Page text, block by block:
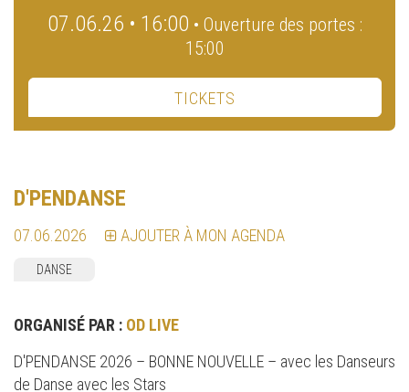
07.06.26 • 16:00 • Ouverture des portes :
15:00
TICKETS
D'PENDANSE
07.06.2026 AJOUTER À MON AGENDA
DANSE
ORGANISÉ PAR : OD LIVE
D'PENDANSE 2026 – BONNE NOUVELLE – avec les Danseurs
de Danse avec les Stars